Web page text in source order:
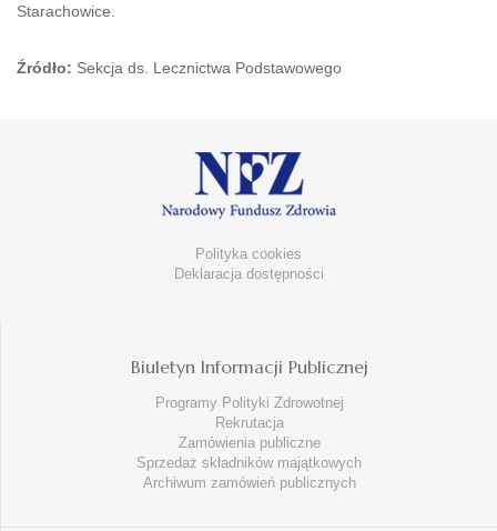
Starachowice.
Źródło: Sekcja ds. Lecznictwa Podstawowego
Polityka cookies
Deklaracja dostępności
Biuletyn Informacji Publicznej
Programy Polityki Zdrowotnej
Rekrutacja
Zamówienia publiczne
Sprzedaż składników majątkowych
Archiwum zamówień publicznych